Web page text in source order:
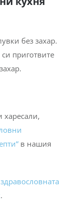
приготвите
харесали,
в нашия
здравословната
.